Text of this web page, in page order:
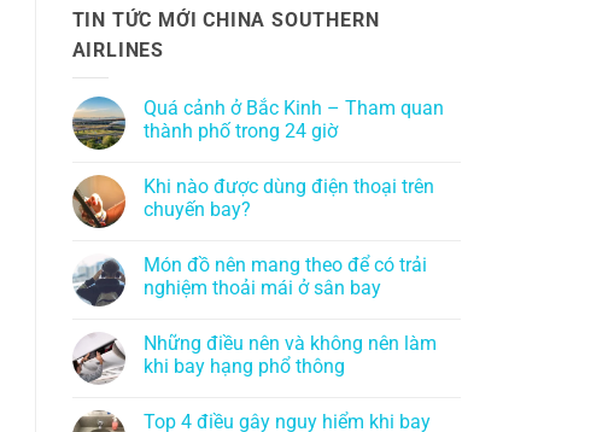
TIN TỨC MỚI CHINA SOUTHERN
AIRLINES
Quá cảnh ở Bắc Kinh – Tham quan
thành phố trong 24 giờ
Khi nào được dùng điện thoại trên
chuyến bay?
Món đồ nên mang theo để có trải
nghiệm thoải mái ở sân bay
Những điều nên và không nên làm
khi bay hạng phổ thông
Top 4 điều gây nguy hiểm khi bay